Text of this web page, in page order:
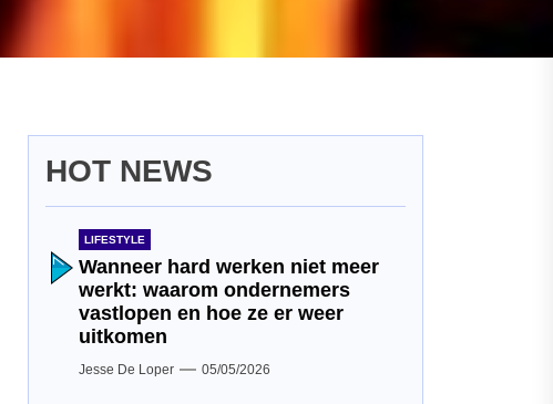
HOT NEWS
LIFESTYLE
Wanneer hard werken niet meer
werkt: waarom ondernemers
vastlopen en hoe ze er weer
uitkomen
Jesse De Loper 05/05/2026